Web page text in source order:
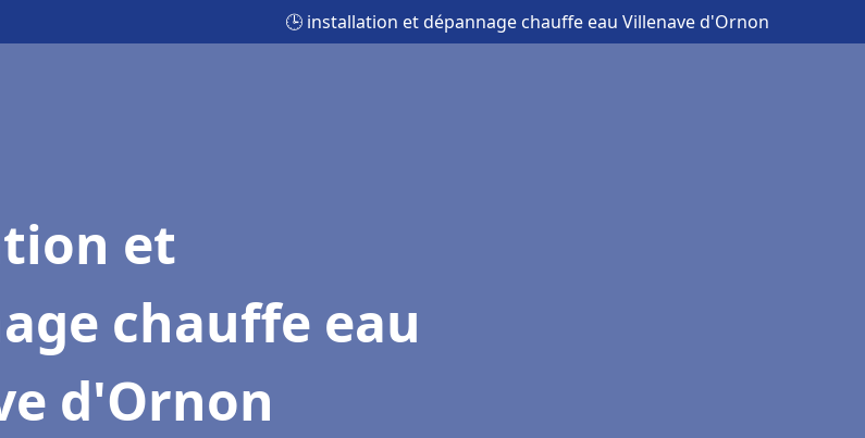
🕒 installation et dépannage chauffe eau Villenave d'Ornon
et
chauffe eau
d'Ornon